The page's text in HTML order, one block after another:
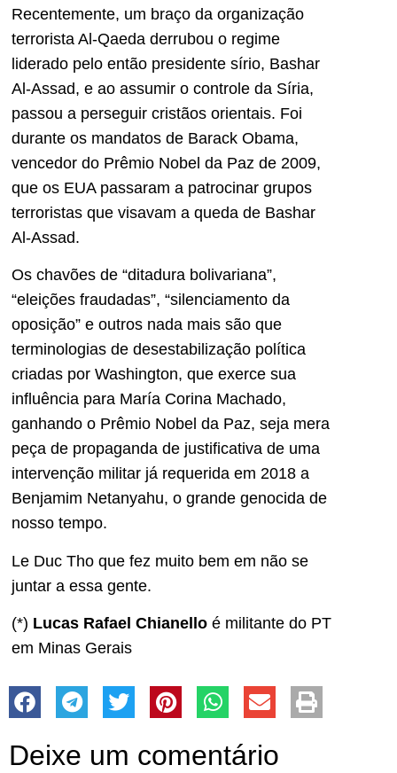
Recentemente, um braço da organização
terrorista Al-Qaeda derrubou o regime
liderado pelo então presidente sírio, Bashar
Al-Assad, e ao assumir o controle da Síria,
passou a perseguir cristãos orientais. Foi
durante os mandatos de Barack Obama,
vencedor do Prêmio Nobel da Paz de 2009,
que os EUA passaram a patrocinar grupos
terroristas que visavam a queda de Bashar
Al-Assad.
Os chavões de “ditadura bolivariana”,
“eleições fraudadas”, “silenciamento da
oposição” e outros nada mais são que
terminologias de desestabilização política
criadas por Washington, que exerce sua
influência para María Corina Machado,
ganhando o Prêmio Nobel da Paz, seja mera
peça de propaganda de justificativa de uma
intervenção militar já requerida em 2018 a
Benjamim Netanyahu, o grande genocida de
nosso tempo.
Le Duc Tho que fez muito bem em não se
juntar a essa gente.
(*) Lucas Rafael Chianello é militante do PT
em Minas Gerais
Deixe um comentário